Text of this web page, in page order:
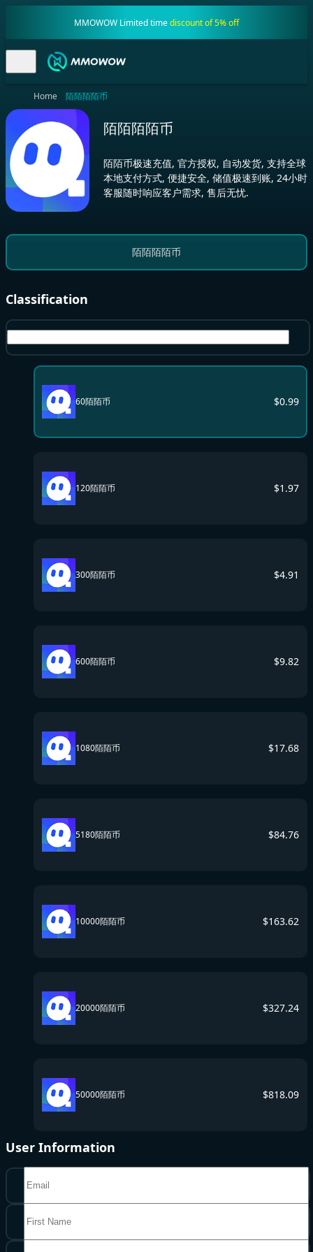
MMOWOW Limited timediscount of 5% off
Home 陌陌陌陌币
陌陌陌陌币
陌陌币极速充值, 官方授权, 自动发货, 支持全球
本地支付方式, 便捷安全, 储值极速到账, 24小时
客服随时响应客户需求, 售后无忧.
陌陌陌陌币
Classification
60陌陌币 $0.99
120陌陌币 $1.97
300陌陌币 $4.91
600陌陌币 $9.82
1080陌陌币 $17.68
5180陌陌币 $84.76
10000陌陌币 $163.62
20000陌陌币 $327.24
50000陌陌币 $818.09
User Information